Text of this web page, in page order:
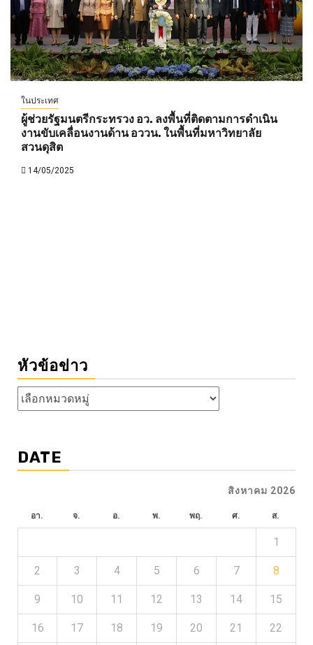
ในประเทศ
ผู้ช่วยรัฐมนตรีกระทรวง อว. ลงพื้นที่ติดตามการดำเนิน
งานขับเคลื่อนงานด้าน อววน. ในพื้นที่มหาวิทยาลัย
สวนดุสิต
14/05/2025
หัวข้อข่าว
หัวข้อ
ข่าว
DATE
สิงหาคม 2026
อา. จ. อ. พ. พฤ. ศ. ส.
1
2 3 4 5 6 7 8
9 10 11 12 13 14 15
16 17 18 19 20 21 22